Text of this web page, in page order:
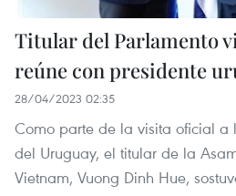
Titular del Parlamento
reúne con presidente
28/04/2023 02:35
Como parte de la visita oficial a
del Uruguay, el titular de la
Vietnam, Vuong Dinh Hue,